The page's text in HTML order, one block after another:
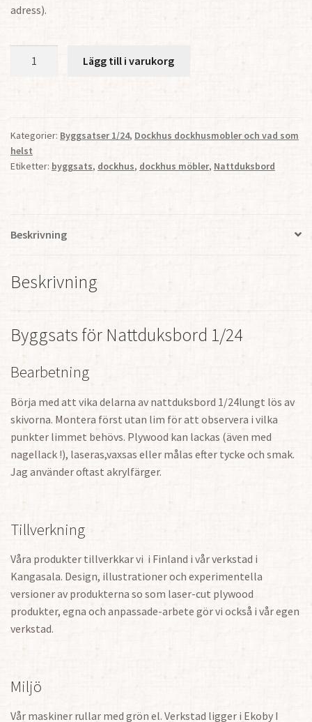
adress).
Lägg till i varukorg
Kategorier: Byggsatser 1/24, Dockhus dockhusmobler och vad som
helst
Etiketter: byggsats, dockhus, dockhus möbler, Nattduksbord
Beskrivning
Beskrivning
Byggsats för Nattduksbord 1/24
Bearbetning
Börja med att vika delarna av nattduksbord 1/24lungt lös av
skivorna. Montera först utan lim för att observera i vilka
punkter limmet behövs. Plywood kan lackas (även med
nagellack !), laseras,vaxsas eller målas efter tycke och smak.
Jag använder oftast akrylfärger.
Tillverkning
Våra produkter tillverkkar vi i Finland i vår verkstad i
Kangasala. Design, illustrationer och experimentella
versioner av produkterna so som laser-cut plywood
produkter, egna och anpassade-arbete gör vi också i vår egen
verkstad.
Miljö
Vår maskiner rullar med grön el. Verkstad ligger i Ekoby I